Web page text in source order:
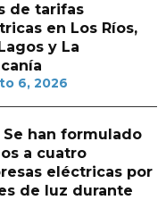
de tarifas
en Los Ríos,
y La
6, 2026
Se han formulado
a cuatro
eléctricas por
de luz durante